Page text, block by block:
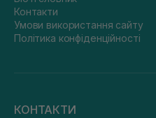
Контакти
Умови використання сайту
Політика конфіденційності
КОНТАКТИ